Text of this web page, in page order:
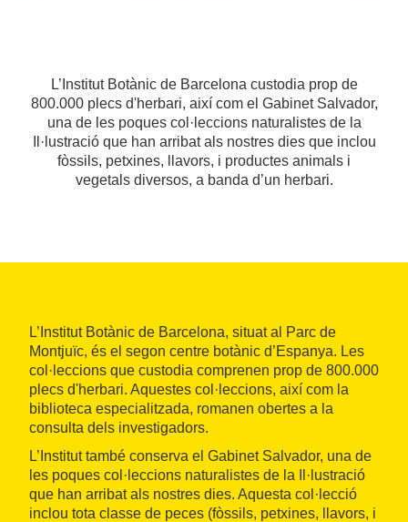
L’Institut Botànic de Barcelona custodia prop de
800.000 plecs d'herbari, així com el Gabinet Salvador,
una de les poques col·leccions naturalistes de la
Il·lustració que han arribat als nostres dies que inclou
fòssils, petxines, llavors, i productes animals i
vegetals diversos, a banda d’un herbari.
L’Institut Botànic de Barcelona, situat al Parc de
Montjuïc, és el segon centre botànic d’Espanya. Les
col·leccions que custodia comprenen prop de 800.000
plecs d'herbari. Aquestes col·leccions, així com la
biblioteca especialitzada, romanen obertes a la
consulta dels investigadors.
L’Institut també conserva el Gabinet Salvador, una de
les poques col·leccions naturalistes de la Il·lustració
que han arribat als nostres dies. Aquesta col·lecció
inclou tota classe de peces (fòssils, petxines, llavors, i